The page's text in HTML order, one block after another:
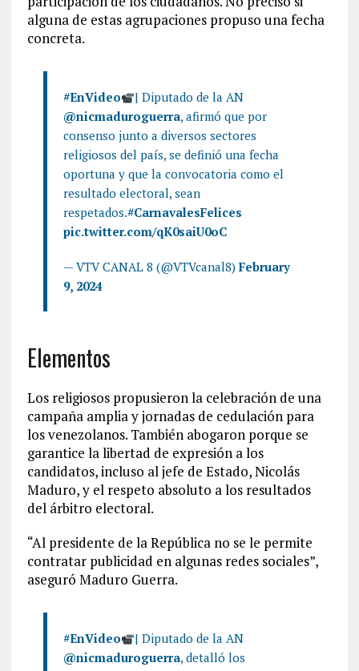
alguna de estas agrupaciones propuso una fecha
concreta.
#EnVideo
| Diputado de la AN
@nicmaduroguerra, afirmó que por
consenso junto a diversos sectores
religiosos del país, se definió una fecha
oportuna y que la convocatoria como el
resultado electoral, sean
respetados.#CarnavalesFelices
pic.twitter.com/qK0saiU0oC
— VTV CANAL 8 (@VTVcanal8) February
9, 2024
Elementos
Los religiosos propusieron la celebración de una
campaña amplia y jornadas de cedulación para
los venezolanos. También abogaron porque se
garantice la libertad de expresión a los
candidatos, incluso al jefe de Estado, Nicolás
Maduro, y el respeto absoluto a los resultados
del árbitro electoral.
“Al presidente de la República no se le permite
contratar publicidad en algunas redes sociales”,
aseguró Maduro Guerra.
#EnVideo
| Diputado de la AN
@nicmaduroguerra, detalló los